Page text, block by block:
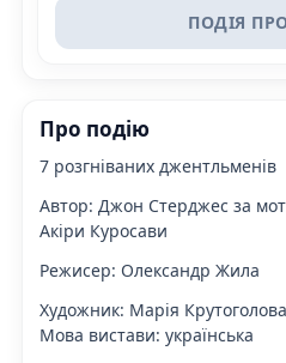
ПОДІЯ
Про подію
7 розгніваних джентльменів
Автор: Джон Стерджес за
Акіри Куросави
Режисер: Олександр Жила
Художник: Марія Крутоголова
Мова вистави: українська